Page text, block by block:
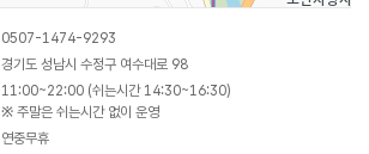
0507-1474-9293
경기도 성남시 수정구 여수대로 98
11:00~22:00 (쉬는시간 14:30~16:30)
※ 주말은 쉬는시간 없이 운영
연중무휴